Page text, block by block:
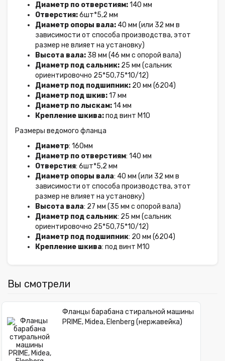
Диаметр по отверстиям:140 мм
Отверстия:6шт*5,2 мм
Диаметр опоры вала: 40 мм (или 32 мм в
зависимости от способа производства, этот
размер не влияет на установку)
Высота вала: 38 мм (46 мм с опорой вала)
Диаметр под сальник: 25 мм (сальник
ориентировочно 25*50,75*10/12)
Диаметр под подшипник: 20 мм (6204)
Диаметр под шкив:17 мм
Диаметр по лыскам:14 мм
Крепление шкива:под винт М10
Размеры ведомого фланца
Диаметр: 160мм
Диаметр по отверстиям: 140 мм
Отверстия: 6шт*5,2 мм
Диаметр опоры вала: 40 мм (или 32 мм в
зависимости от способа производства, этот
размер не влияет на установку)
Высота вала: 27 мм (35 мм с опорой вала)
Диаметр под сальник: 25 мм (сальник
ориентировочно 25*50,75*10/12)
Диаметр под подшипник: 20 мм (6204)
Крепление шкива: под винт М10
Вы смотрели
Фланцы барабана стиральной машины
PRIME, Midea, Elenberg (нержавейка)